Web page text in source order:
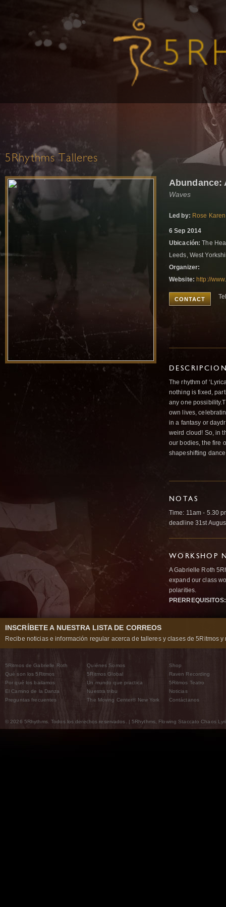
5Rhythms Talleres
Abundance:
Waves
Led by: Rose
6 Sep 2014
Ubicación: The
Leeds, West
Organizer:
Website: http://
CONTACT
The rhythm of
nothing is fixed,
any one
own lives,
in a fantasy or
weird cloud! So, in
our bodies, the fire
shapeshifting
NOTAS
Time: 11am - 5.30
deadline 31st
WORKSHOP
A Gabrielle Roth
expand our class
polarities.
PRERREQUISITOS:
INSCRÍBETE A NUESTRA LISTA DE CORREOS
Recibe noticias e información regular acerca de talleres y clases de 5Ritmos y
5Ritmos de Gabrielle Roth
Qué son los 5Ritmos
Por qué los bailamos
El Camino de la Danza
Preguntas frecuentes
Quiénes Somos
5Ritmos Global
Un mundo que practica
Nuestra tribu
The Moving Center® New York
Shop
Raven Recording
5Ritmos Teatro
Noticias
Contáctanos
© 2026 5Rhythms. Todos los derechos reservados. | 5Rhythms, Flowing Staccato Chaos